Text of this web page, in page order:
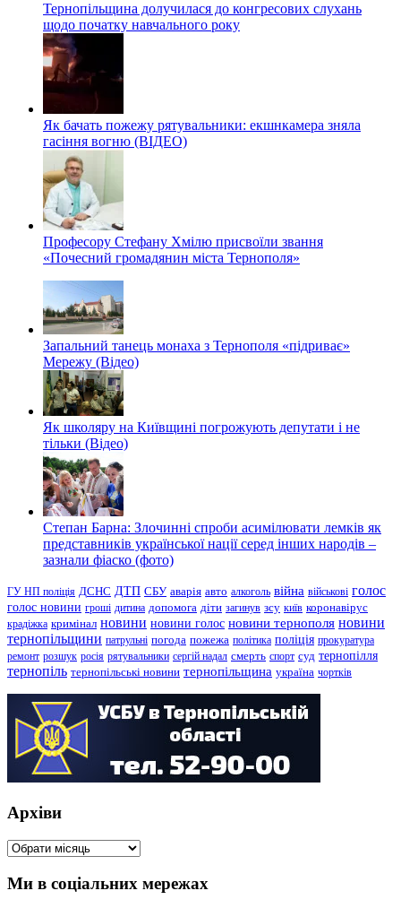
Тернопільщина долучилася до конгресових слухань
щодо початку навчального року
Як бачать пожежу рятувальники: екшнкамера зняла
гасіння вогню (ВІДЕО)
Професору Стефану Хмілю присвоїли звання
«Почесний громадянин міста Тернополя»
Запальний танець монаха з Тернополя «підриває»
Мережу (Відео)
Як школяру на Київщині погрожують депутати і не
тільки (Відео)
Степан Барна: Злочинні спроби асимілювати лемків як
представників української нації серед інших народів –
зазнали фіаско (фото)
ГУ НП поліція ДСНС ДТП СБУ аварія авто алкоголь війна військові голос
голос новини гроші дитина допомога діти загинув зсу київ коронавірус
крадіжка кримінал новини новини голос новини тернополя новини
тернопільщини патрульні погода пожежа політика поліція прокуратура
ремонт розшук росія рятувальники сергій надал смерть спорт суд тернопілля
тернопіль тернопільські новини тернопільщина україна чортків
Архіви
Архіви
Ми в соціальних мережах